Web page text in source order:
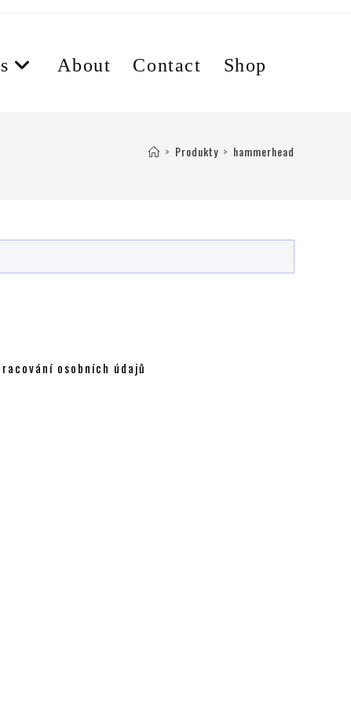
About Contact Shop
> Produkty > hammerhead
osobních údajů